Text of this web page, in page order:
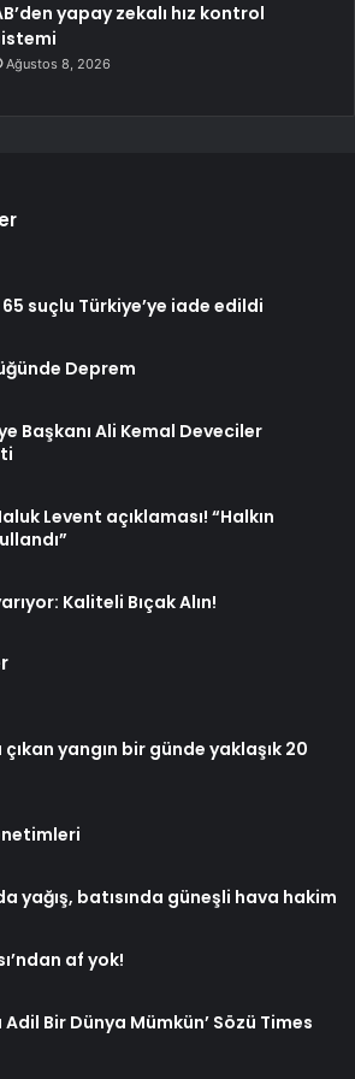
yapay zekalı hız kontrol
Ağustos 8, 2026
65 suçlu Türkiye’ye iade edildi
Deprem
Başkanı Ali Kemal Deveciler
Levent açıklaması! “Halkın
Kaliteli Bıçak Alın!
çıkan yangın bir günde yaklaşık 20
yağış, batısında güneşli hava hakim
af yok!
Adil Bir Dünya Mümkün’ Sözü Times